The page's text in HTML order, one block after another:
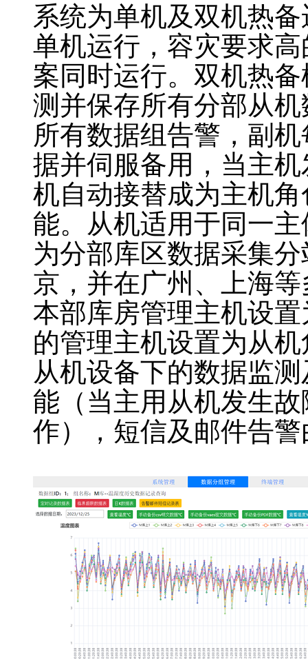
系统为单机及双机热
单机运行，容灾要求
案同时运行。双机热
测并保存所有分部从
所有数据组告警，副
据并伺服备用，当主
机自动接替成为主机
能。从机适用于同一
为分部库区数据采集
京，并在广州、上海
本部库房管理主机设
的管理主机设置为从
从机设备下的数据监
能（当主用从机发生
作），短信及邮件告